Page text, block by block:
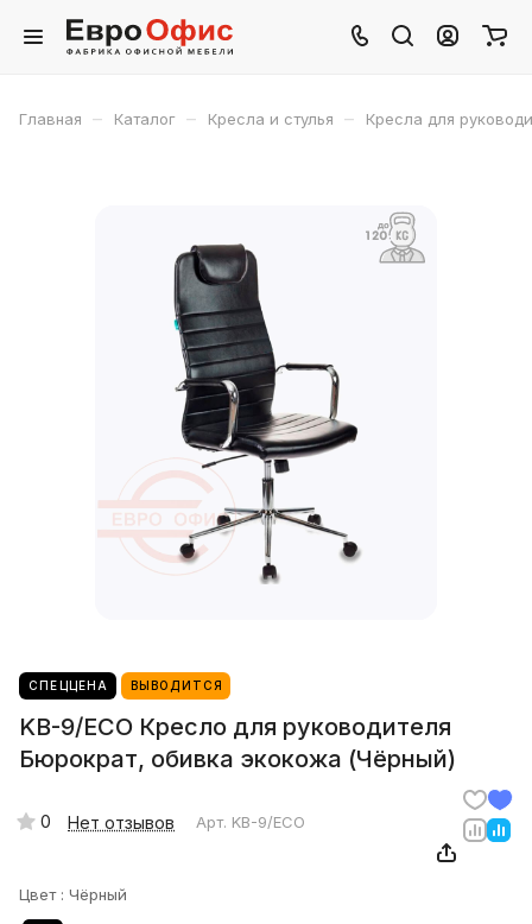
Главная – Каталог – Кресла и стулья – Кресла для
СПЕЦЦЕНА ВЫВОДИТСЯ
KB-9/ECO Кресло для руководителя
Бюрократ, обивка экокожа (Чёрный)
0 Нет отзывов Арт. KB-9/ECO
Цвет : Чёрный